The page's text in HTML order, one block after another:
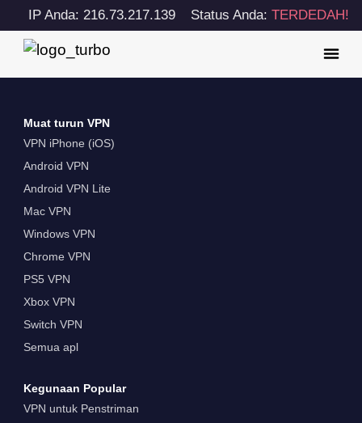
IP Anda: 216.73.217.139 Status Anda:TERDEDAH!
Muat turun VPN
VPN iPhone (iOS)
Android VPN
Android VPN Lite
Mac VPN
Windows VPN
Chrome VPN
PS5 VPN
Xbox VPN
Switch VPN
Semua apl
Kegunaan Popular
VPN untuk Penstriman